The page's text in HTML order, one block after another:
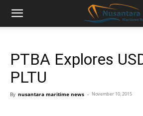
PTBA Explores
PLTU
By nusantara maritime news - November 10, 2015